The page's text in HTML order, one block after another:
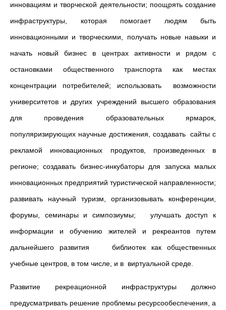
инновациям и творческой деятельности; поощрять создание
инфраструктуры, которая помогает людям быть
инновационными и творческими, получать новые навыки и
начать новый бизнес в центрах активности и рядом с
остановками общественного транспорта как местах
концентрации потребителей; использовать возможности
университетов и других учреждений высшего образования
для проведения образовательных ярмарок,
популяризирующих научные достижения, создавать сайты с
рекламой инновационных продуктов, произведенных в
регионе; создавать бизнес-инкубаторы для запуска малых
инновационных предприятий туристической направленности;
развивать научный туризм, организовывать конференции,
форумы, семинары и симпозиумы; улучшать доступ к
информации и обучению жителей и рекреантов путем
дальнейшего развития библиотек как общественных
учебные центров, в том числе, и в виртуальной среде.
Развитие рекреационной инфраструктуры должно
предусматривать решение проблемы ресурсообеспечения, а